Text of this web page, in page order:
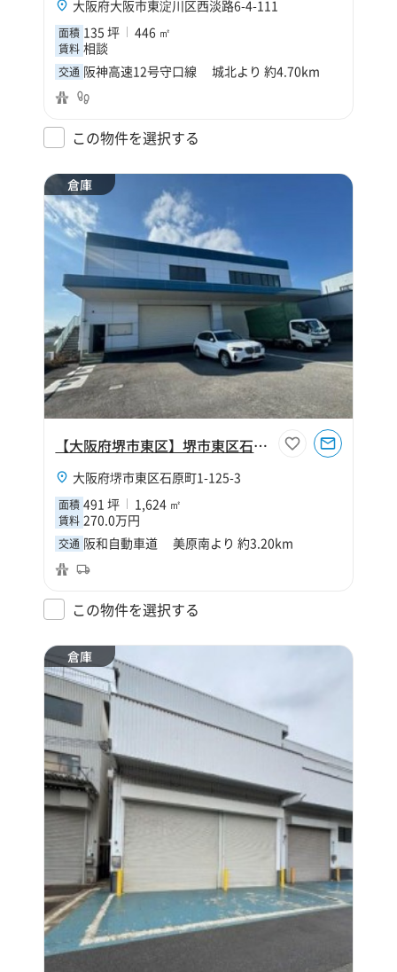
大阪府大阪市東淀川区西淡路6-4-111
面積 135 坪 446 ㎡
賃料 相談
交通 阪神高速12号守口線 城北より 約4.70km
この物件を選択する
倉庫
【大阪府堺市東区】堺市東区石原町1丁491坪倉庫
大阪府堺市東区石原町1-125-3
面積 491 坪 1,624 ㎡
賃料 270.0万円
交通 阪和自動車道 美原南より 約3.20km
この物件を選択する
倉庫